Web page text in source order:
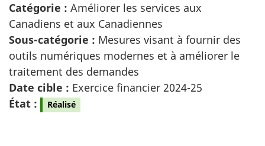
Catégorie : Améliorer les services aux
Canadiens et aux Canadiennes
Sous-catégorie : Mesures visant à fournir des
outils numériques modernes et à améliorer le
traitement des demandes
Date cible : Exercice financier 2024-25
État :
Réalisé